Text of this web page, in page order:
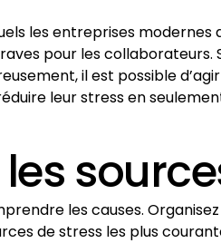
les entreprises
pour les collaborateurs.
il est possible
leur stress en
les
les causes.
de stress les plus